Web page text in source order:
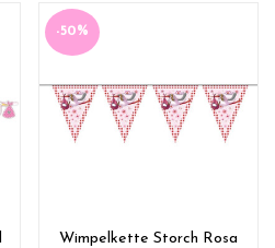
-50%
Wimpelkette Storch Rosa